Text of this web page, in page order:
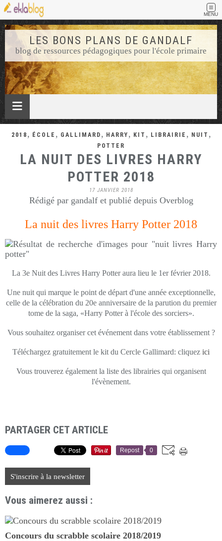
MENU
LES BONS PLANS DE GANDALF
blog de ressources pédagogiques pour l'école primaire
2018 , ÉCOLE , GALLIMARD , HARRY , KIT , LIBRAIRIE , NUIT ,
POTTER
LA NUIT DES LIVRES HARRY
POTTER 2018
17 JANVIER 2018
Rédigé par gandalf et publié depuis Overblog
La nuit des livres Harry Potter 2018
La 3e Nuit des Livres Harry Potter aura lieu le 1er février 2018.
Une nuit qui marque le point de départ d'une année exceptionnelle,
celle de la célébration du 20e anniversaire de la parution du premier
tome de la saga, «Harry Potter à l'école des sorciers».
Vous souhaitez organiser cet événement dans votre établissement ?
Téléchargez gratuitement le kit du Cercle Gallimard: cliquez ici
Vous trouverez également la liste des librairies qui organisent
l'évènement.
PARTAGER CET ARTICLE
Repost 0
S'inscrire à la newsletter
Vous aimerez aussi :
Concours du scrabble scolaire 2018/2019